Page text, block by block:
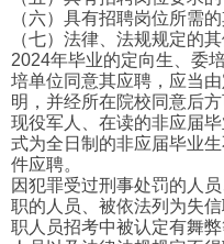
（六）具有招聘岗位所需的
（七）法律、法规规定的其
2024年毕业的定向生、委
培单位同意其应聘，应当
明，并经所在院校同意后方
现役军人、在读的非应届
式为全日制的非应届毕业
件应聘。
因犯罪受过刑事处罚的人
职的人员、被依法列为失
职人员招考中被认定有舞